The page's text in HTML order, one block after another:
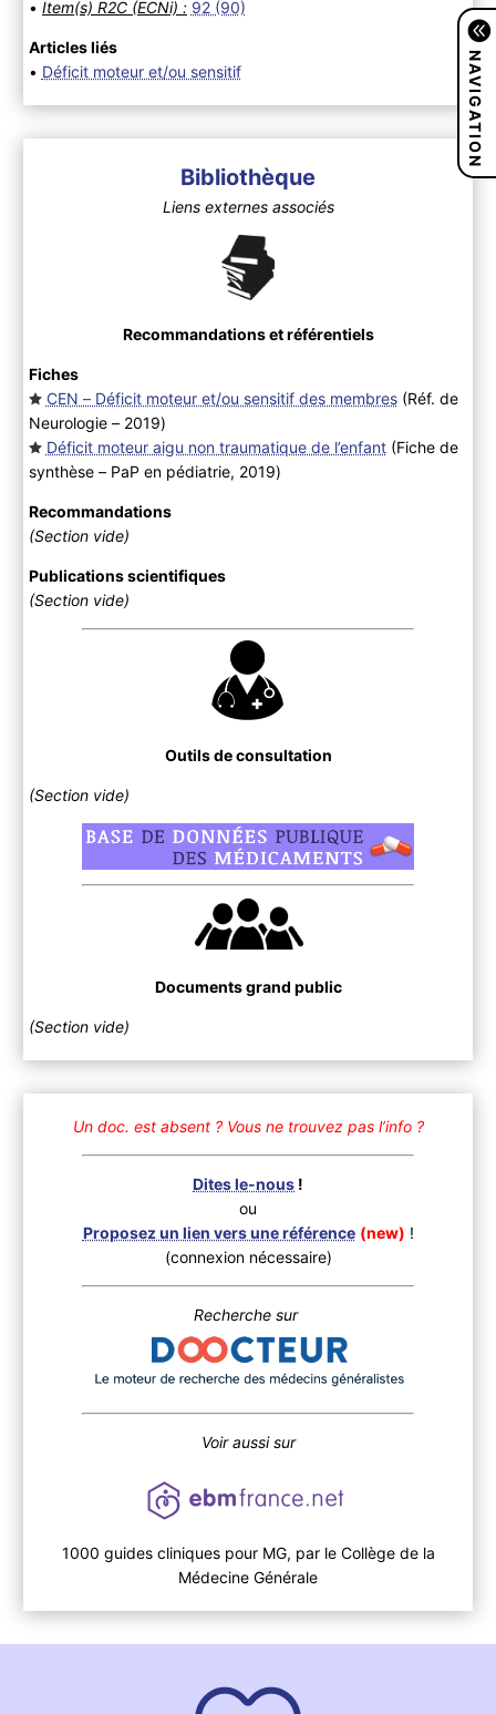
• Item(s) R2C (ECNi) : 92 (90)
Articles liés
• Déficit moteur et/ou sensitif
Bibliothèque
Liens externes associés
Recommandations et référentiels
Fiches
CEN – Déficit moteur et/ou sensitif des membres(Réf. de
Neurologie – 2019)
Déficit moteur aigu non traumatique de l’enfant(Fiche de
synthèse – PaP en pédiatrie, 2019)
Recommandations
(Section vide)
Publications scientifiques
(Section vide)
Outils de consultation
(Section vide)
Documents grand public
(Section vide)
Un doc. est absent ? Vous ne trouvez pas l’info ?
Dites le-nous !
ou
Proposez un lien vers une référence (new) !
(connexion nécessaire)
Recherche sur
Voir aussi sur
1000 guides cliniques pour MG, par le Collège de la
Médecine Générale
NAVIGATION